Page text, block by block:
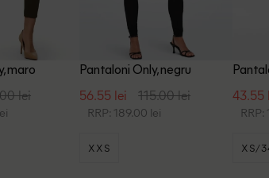
maro
lei
Pantaloni Only, negru
56.55 lei 115.00 lei
RRP: 189.00 lei
XXS
43.55
XS/